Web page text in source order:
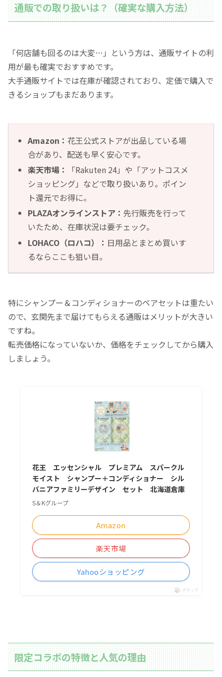
通販での取り扱いは？（確実な購入方法）
「何店舗も回るのは大変…」という方は、通販サイトの利
用が最も確実でおすすめです。
大手通販サイトでは在庫が確認されており、定価で購入で
きるショップもまだあります。
Amazon：花王公式ストアが出品している場
合があり、配送も早く安心です。
楽天市場：
「Rakuten 24」や「アットコスメ
ショッピング」などで取り扱いあり。ポイン
ト還元でお得に。
PLAZAオンラインストア：先行販売を行って
いたため、在庫状況は要チェック。
LOHACO（ロハコ）： 日用品とまとめ買いす
るならここも狙い目。
特にシャンプー＆コンディショナーのペアセットは重たい
ので、玄関先まで届けてもらえる通販はメリットが大きい
ですね。
転売価格になっていないか、価格をチェックしてから購入
しましょう。
花王 エッセンシャル プレミアム スパークル
モイスト シャンプー＋コンディショナー シル
バニアファミリーデザイン セット 北海道倉庫
S＆Kグループ
Amazon
楽天市場
Yahooショッピング
ポチップ
限定コラボの特徴と人気の理由